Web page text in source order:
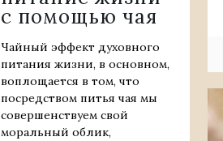
с помощью чая
Чайный эффект духовного
питания жизни, в основном,
воплощается в том, что
посредством питья чая мы
совершенствуем свой
моральный облик,